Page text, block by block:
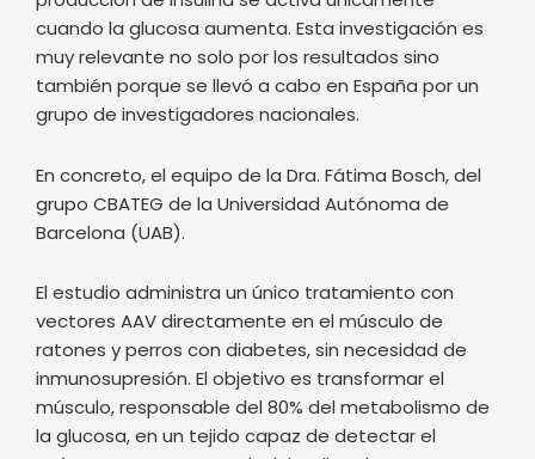
En concreto, el equipo de la Dra. Fátima Bosch, del
grupo CBATEG de la Universidad Autónoma de
Barcelona (UAB).
vectores AAV directamente en el músculo de
ratones y perros con diabetes, sin necesidad de
inmunosupresión. El objetivo es transformar el
la glucosa, en un tejido capaz de detectar el
azúcar en sangre y producir insulina de manera
autónoma.
Los resultados son especialmente relevantes y han
conseguido: